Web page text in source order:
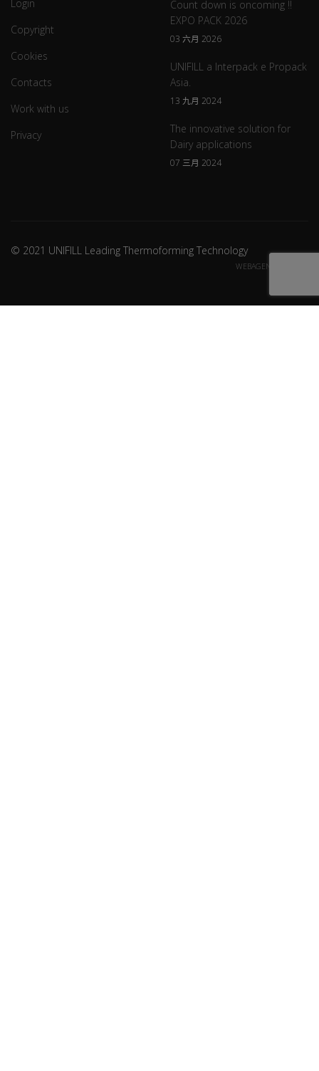
Login
Copyright
Cookies
Contacts
Work with us
Privacy
Count down is oncoming !!
EXPO PACK 2026
03 六月 2026
UNIFILL a Interpack e Propack
Asia.
13 九月 2024
The innovative solution for
Dairy applications
07 三月 2024
© 2021 UNIFILL Leading Thermoforming Technology
WEBAGENCY CREDITS